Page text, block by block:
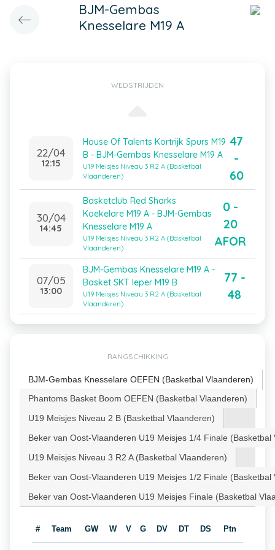
BJM-Gembas
Knesselare M19 A
WEDSTRIJDEN
22/04
12:15
House Of Talents Kortrijk Spurs M19
B - BJM-Gembas Knesselare M19 A
U19 Meisjes Niveau 3 R2 A (Basketbal
Vlaanderen)
47
-
60
30/04
14:45
Basketclub Red Sharks
Koekelare M19 A - BJM-Gembas
Knesselare M19 A
U19 Meisjes Niveau 3 R2 A (Basketbal
Vlaanderen)
0 -
20
AFOR
07/05
13:00
BJM-Gembas Knesselare M19 A -
Basket SKT Ieper M19 B
U19 Meisjes Niveau 3 R2 A (Basketbal
Vlaanderen)
77 -
48
RANGSCHIKKING
BJM-Gembas Knesselare OEFEN (Basketbal Vlaanderen)
Phantoms Basket Boom OEFEN (Basketbal Vlaanderen)
U19 Meisjes Niveau 2 B (Basketbal Vlaanderen)
Beker van Oost-Vlaanderen U19 Meisjes 1/4 Finale (Basketbal
U19 Meisjes Niveau 3 R2 A (Basketbal Vlaanderen)
Beker van Oost-Vlaanderen U19 Meisjes 1/2 Finale (Basketbal
Beker van Oost-Vlaanderen U19 Meisjes Finale (Basketbal
# Team GW W V G DV DT DS Ptn